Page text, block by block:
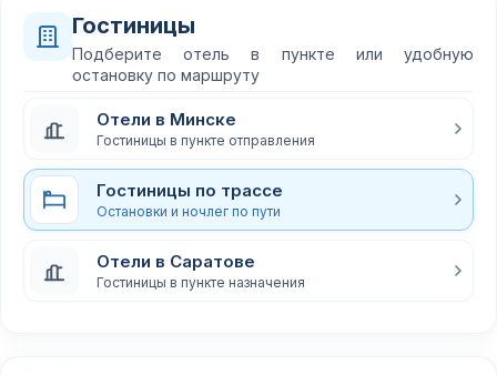
Гостиницы
Подберите отель в пункте или удобную
остановку по маршруту
Отели в Минске
Гостиницы в пункте отправления
Гостиницы по трассе
Остановки и ночлег по пути
Отели в Саратове
Гостиницы в пункте назначения